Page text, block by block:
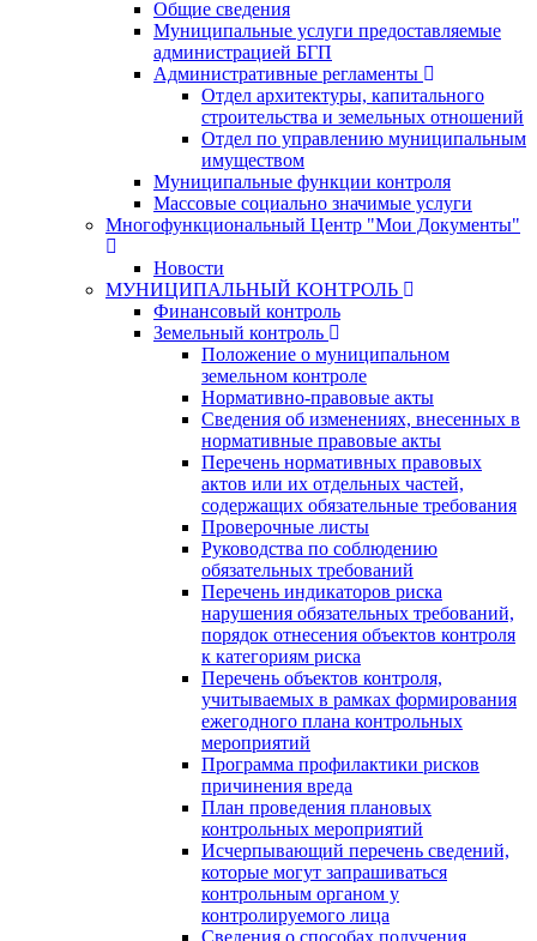
Общие сведения
Муниципальные услуги предоставляемые
администрацией БГП
Административные регламенты
Отдел архитектуры, капитального
строительства и земельных отношений
Отдел по управлению муниципальным
имуществом
Муниципальные функции контроля
Массовые социально значимые услуги
Многофункциональный Центр "Мои Документы"
Новости
МУНИЦИПАЛЬНЫЙ КОНТРОЛЬ
Финансовый контроль
Земельный контроль
Положение о муниципальном
земельном контроле
Нормативно-правовые акты
Сведения об изменениях, внесенных в
нормативные правовые акты
Перечень нормативных правовых
актов или их отдельных частей,
содержащих обязательные требования
Проверочные листы
Руководства по соблюдению
обязательных требований
Перечень индикаторов риска
нарушения обязательных требований,
порядок отнесения объектов контроля
к категориям риска
Перечень объектов контроля,
учитываемых в рамках формирования
ежегодного плана контрольных
мероприятий
Программа профилактики рисков
причинения вреда
План проведения плановых
контрольных мероприятий
Исчерпывающий перечень сведений,
которые могут запрашиваться
контрольным органом у
контролируемого лица
Сведения о способах получения